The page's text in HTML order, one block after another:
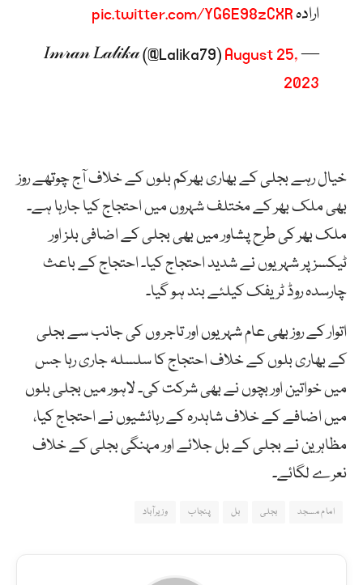
ارادہpic.twitter.com/YG6E98zCXR
— 𝐼𝓂𝓇𝒶𝓃 𝐿𝒶𝓁𝒾𝓀𝒶 (@Lalika79)
August 25,
2023
خیال رہے بجلی کے بھاری بھرکم بلوں کے خلاف آج چوتھے روز
بھی ملک بھر کے مختلف شہروں میں احتجاج کیا جارہا ہے۔
ملک بھر کی طرح پشاور میں بھی بجلی کے اضافی بلز اور
ٹیکسز پر شہریوں نے شدید احتجاج کیا۔ احتجاج کے باعث
چارسدہ روڈ ٹریفک کیلئے بند ہو گیا۔
اتوار کے روز بھی عام شہریوں اور تاجر وں کی جانب سے بجلی
کے بھاری بلوں کے خلاف احتجاج کا سلسلہ جاری رہا جس
میں خواتین اور بچوں نے بھی شرکت کی۔ لاہور میں بجلی بلوں
میں اضافے کے خلاف شاہدرہ کے رہائشیوں نے احتجاج کیا،
مظاہرین نے بجلی کے بل جلائے اور مہنگی بجلی کے خلاف
نعرے لگائے۔
امام مسجد بجلی بل پنجاب وزیرآباد